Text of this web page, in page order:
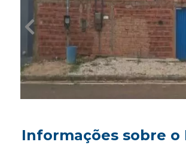
Informações sobre o